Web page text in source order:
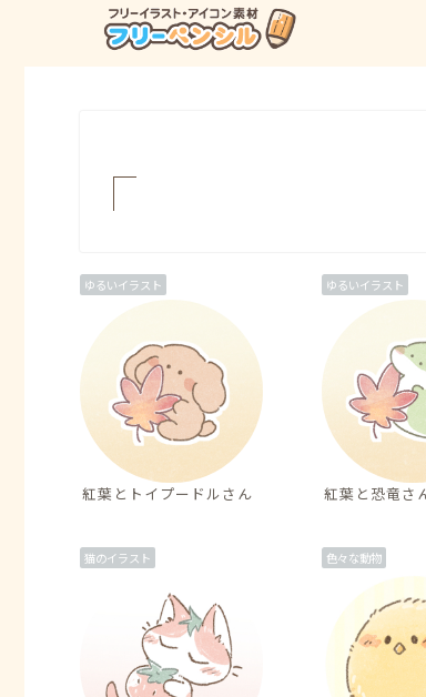
ゆるいイラスト
紅葉とトイプードルさん
ゆるいイラスト
紅葉と恐竜さ
猫のイラスト 色々な動物